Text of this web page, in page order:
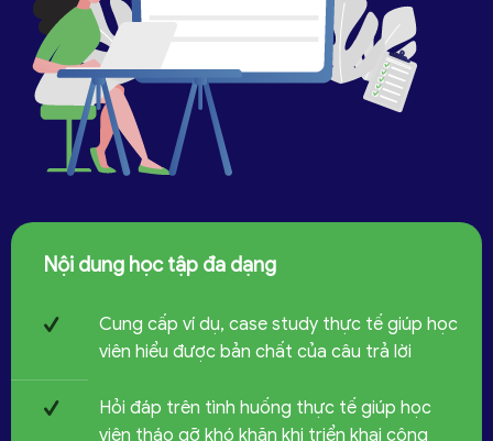
Nội dung học tập đa dạng
Cung cấp ví dụ, case study thực tế giúp học
viên hiểu được bản chất của câu trả lời
Hỏi đáp trên tình huống thực tế giúp học
viên tháo gỡ khó khăn khi triển khai công